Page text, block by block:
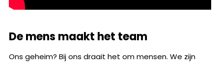
De mens maakt het team
Ons geheim? Bij ons draait het om mensen. We zijn